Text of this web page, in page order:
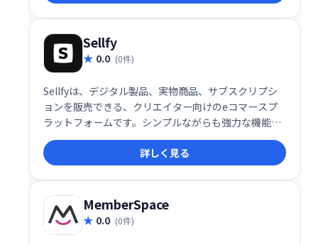
Sellfy
0.0 (0件)
Sellfyは、デジタル製品、実物商品、サブスクリプシ
ョンを販売できる、クリエイター向けのeコマースプ
ラットフォームです。シンプルながらも強力な機能
で、販売から顧客管理までを効率化。クレジットカー
ド不要で無料トライアルも可能です。直感的な操作性
と強力な販売機能で、あなたのクリエイティブな作品
を世界へ届けましょう。
詳しく見る
MemberSpace
0.0 (0件)